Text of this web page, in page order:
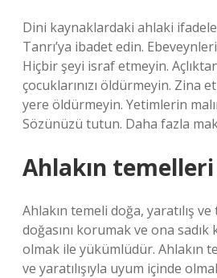
Dini kaynaklardaki ahlaki
Tanrı’ya ibadet edin.
Hiçbir şeyi israf etmeyin.
çocuklarınızı öldürmeyin. Zina
yere öldürmeyin. Yetimlerin
Sözünüzü tutun. Daha fazla
Ahlakın
Ahlakın temeli doğa, yaratılış
doğasını korumak ve ona sadık
olmak ile yükümlüdür. Ahlakın
ve yaratılışıyla uyum içinde